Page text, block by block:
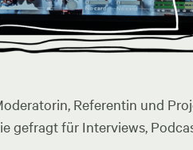
Referentin und
gefragt für Interviews,